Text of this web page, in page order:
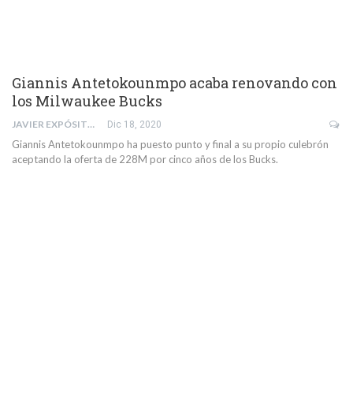
Giannis Antetokounmpo acaba renovando con
los Milwaukee Bucks
JAVIER EXPÓSITO RODRÍGUEZ Dic 18, 2020
Giannis Antetokounmpo ha puesto punto y final a su propio culebrón
aceptando la oferta de 228M por cinco años de los Bucks.